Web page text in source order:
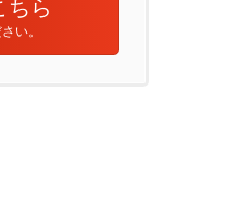
ちら
い。